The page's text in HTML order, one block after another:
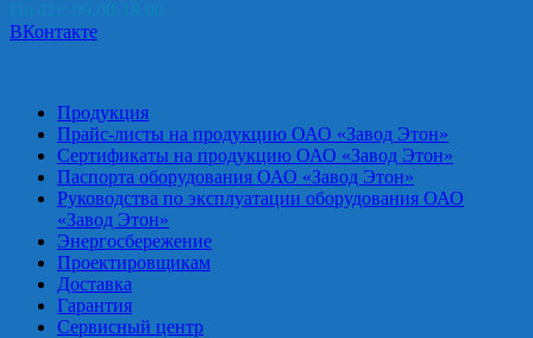
ВКонтакте
Продукция
Прайс-листы на продукцию ОАО «Завод Этон»
Сертификаты на продукцию ОАО «Завод Этон»
Паспорта оборудования ОАО «Завод Этон»
Руководства по эксплуатации оборудования ОАО
«Завод Этон»
Энергосбережение
Проектировщикам
Доставка
Гарантия
Сервисный центр